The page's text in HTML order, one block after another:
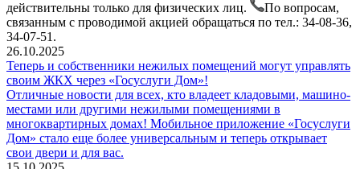
действительны только для физических лиц.
По вопросам,
связанным с проводимой акцией обращаться по тел.: 34-08-36,
34-07-51.
26.10.2025
Теперь и собственники нежилых помещений могут управлять
своим ЖКХ через «Госуслуги Дом»!
Отличные новости для всех, кто владеет кладовыми, машино-
местами или другими нежилыми помещениями в
многоквартирных домах! Мобильное приложение «Госуслуги
Дом» стало еще более универсальным и теперь открывает
свои двери и для вас.